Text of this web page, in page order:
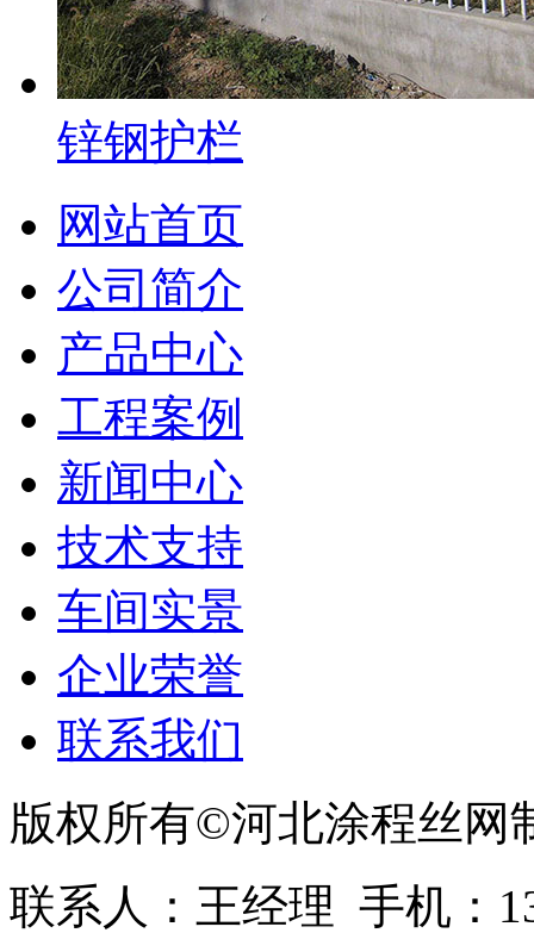
锌钢护栏
网站首页
公司简介
产品中心
工程案例
新闻中心
技术支持
车间实景
企业荣誉
联系我们
版权所有©河北涂程丝网
联系人：王经理 手机：